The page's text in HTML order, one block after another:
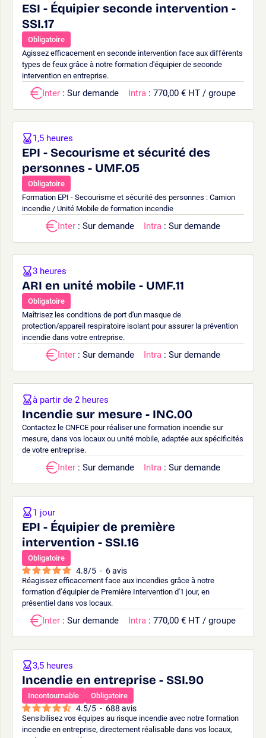
ESI - Équipier seconde intervention -
SSI.17
Obligatoire
Agissez efficacement en seconde intervention face aux différents
types de feux grâce à notre formation d'équipier de seconde
intervention en entreprise.
Inter : Sur demande Intra : 770,00 € HT / groupe
EPI - Secourisme et sécurité des
personnes - UMF.05
Obligatoire
Formation EPI - Secourisme et sécurité des personnes : Camion
incendie / Unité Mobile de formation incendie
1,5 heures
Inter : Sur demande Intra : Sur demande
ARI en unité mobile - UMF.11
Obligatoire
Maîtrisez les conditions de port d'un masque de
protection/appareil respiratoire isolant pour assurer la prévention
incendie dans votre entreprise.
3 heures
Inter : Sur demande Intra : Sur demande
Incendie sur mesure - INC.00
Contactez le CNFCE pour réaliser une formation incendie sur
mesure, dans vos locaux ou unité mobile, adaptée aux spécificités
de votre entreprise.
à partir de 2 heures
Inter : Sur demande Intra : Sur demande
EPI - Équipier de première
intervention - SSI.16
Obligatoire
4.8/5 - 6avis
Réagissez efficacement face aux incendies grâce à notre
formation d’équipier de Première Intervention d'1 jour, en
présentiel dans vos locaux.
1 jour
Inter : Sur demande Intra : 770,00 € HT / groupe
Incendie en entreprise - SSI.90
Incontournable Obligatoire
4.5/5 - 688 avis
Sensibilisez vos équipes au risque incendie avec notre formation
incendie en entreprise, directement réalisable dans vos locaux,
3,5 heures